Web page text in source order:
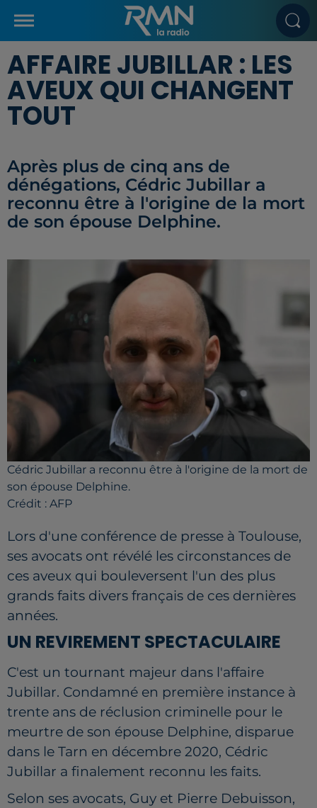
AFFAIRE JUBILLAR : LES
AVEUX QUI CHANGENT
TOUT
Après plus de cinq ans de
dénégations, Cédric Jubillar a
reconnu être à l'origine de la mort
de son épouse Delphine.
Cédric Jubillar a reconnu être à l'origine de la mort de
son épouse Delphine.
Crédit : AFP
Lors d'une conférence de presse à Toulouse,
ses avocats ont révélé les circonstances de
ces aveux qui bouleversent l'un des plus
grands faits divers français de ces dernières
années.
UN REVIREMENT SPECTACULAIRE
C'est un tournant majeur dans l'affaire
Jubillar. Condamné en première instance à
trente ans de réclusion criminelle pour le
meurtre de son épouse Delphine, disparue
dans le Tarn en décembre 2020, Cédric
Jubillar a finalement reconnu les faits.
Selon ses avocats, Guy et Pierre Debuisson,